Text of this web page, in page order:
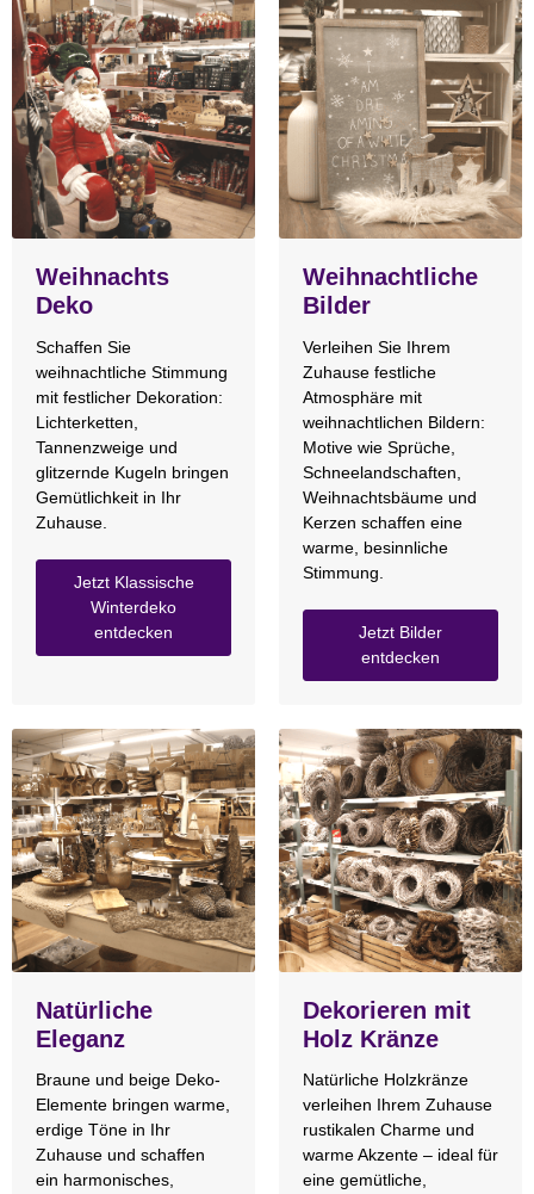
Weihnachts
Deko
Schaffen Sie
weihnachtliche Stimmung
mit festlicher Dekoration:
Lichterketten,
Tannenzweige und
glitzernde Kugeln bringen
Gemütlichkeit in Ihr
Zuhause.
Jetzt Klassische
Winterdeko
entdecken
Weihnachtliche
Bilder
Verleihen Sie Ihrem
Zuhause festliche
Atmosphäre mit
weihnachtlichen Bildern:
Motive wie Sprüche,
Schneelandschaften,
Weihnachtsbäume und
Kerzen schaffen eine
warme, besinnliche
Stimmung.
Jetzt Bilder
entdecken
Natürliche
Eleganz
Braune und beige Deko-
Elemente bringen warme,
erdige Töne in Ihr
Zuhause und schaffen
ein harmonisches,
Dekorieren mit
Holz Kränze
Natürliche Holzkränze
verleihen Ihrem Zuhause
rustikalen Charme und
warme Akzente – ideal für
eine gemütliche,